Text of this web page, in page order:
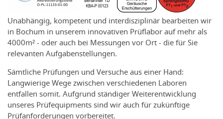
Unabhängig, kompetent und interdisziplinär bearbeiten wir
in Bochum in unserem innovativen Prüflabor auf mehr als
4000m² - oder auch bei Messungen vor Ort - die für Sie
relevanten Aufgabenstellungen.
Sämtliche Prüfungen und Versuche aus einer Hand:
Langwierige Wege zwischen verschiedenen Laboren
entfallen somit. Aufgrund ständiger Weiterentwicklung
unseres Prüfequipments sind wir auch für zukünftige
Prüfanforderungen vorbereitet.